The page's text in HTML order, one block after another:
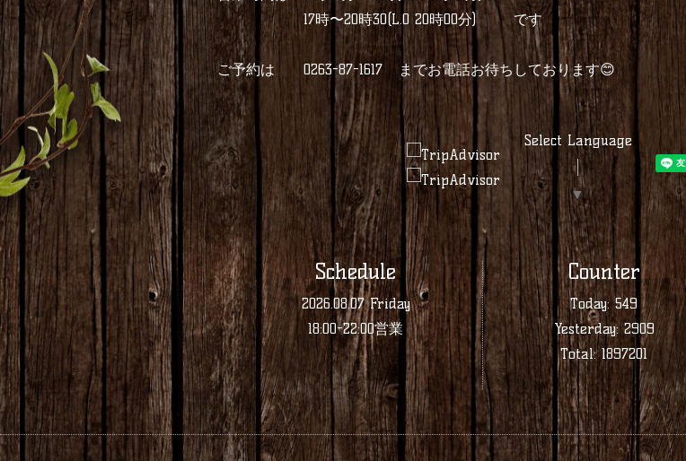
17時〜20時30(L.O 20時00分) です
ご予約は 0263-87-1617 までお電話お待ちしております😊
Select Language
▼
Schedule
2026.08.07 Friday
18:00-22:00営業
Counter
Today:549
Yesterday:2909
Total:1897201